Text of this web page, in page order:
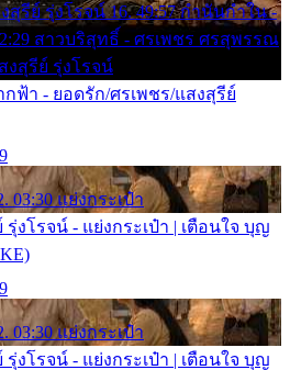
รีย์ รุ่งโรจน์ 16. 49:57 กำนันกำใน -
สาวบริสุทธิ์ - ศรเพชร ศรสุพรรณ
งสุรีย์ รุ่งโรจน์
กฟ้า - ยอดรัก/ศรเพชร/แสงสุรีย์
03:30 แย่งกระเป๋า
รุ่งโรจน์ - แย่งกระเป๋า | เตือนใจ บุญ
03:30 แย่งกระเป๋า
รุ่งโรจน์ - แย่งกระเป๋า | เตือนใจ บุญ